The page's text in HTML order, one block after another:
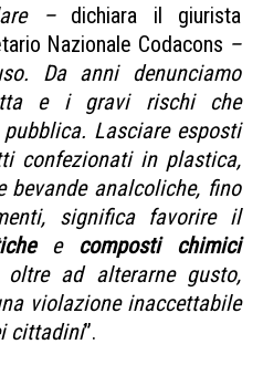
– dichiara il giurista
Nazionale Codacons –
Da anni denunciamo
e i gravi rischi che
Lasciare esposti
confezionati in plastica,
bevande analcoliche, fino
significa favorire il
e composti chimici
oltre ad alterarne gusto,
violazione inaccettabile
cittadini”.